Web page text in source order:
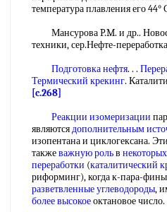
температура плавления его 44°
Мансурова P.M. и др..
техники, сер.Нефте-
Подготовка нефтя. . .
Термический крекинг.
[c.268]
Реакции изомеризации
являютсядополнительным
изопентана и циклогексана.
такжеважную рольв
переработки (каталитический
риформинг), когда к-пара-
разветвленные углеводороды,
более высокоеоктановое число.